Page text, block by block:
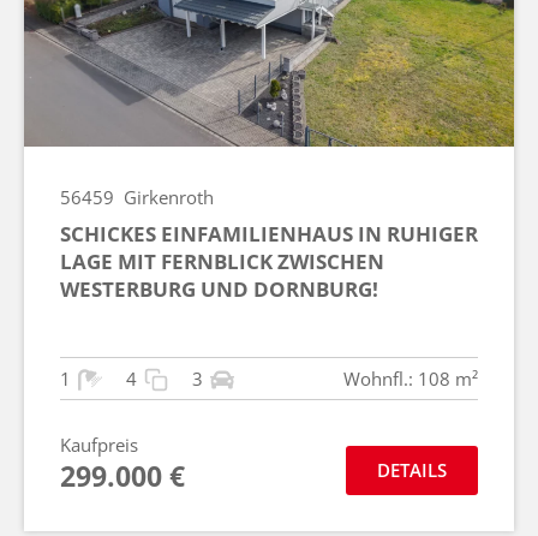
56459 Girkenroth
SCHICKES EINFAMILIENHAUS IN RUHIGER
LAGE MIT FERNBLICK ZWISCHEN
WESTERBURG UND DORNBURG!
1 4 3 Wohnfl.: 108 m²
Kaufpreis
299.000 € DETAILS